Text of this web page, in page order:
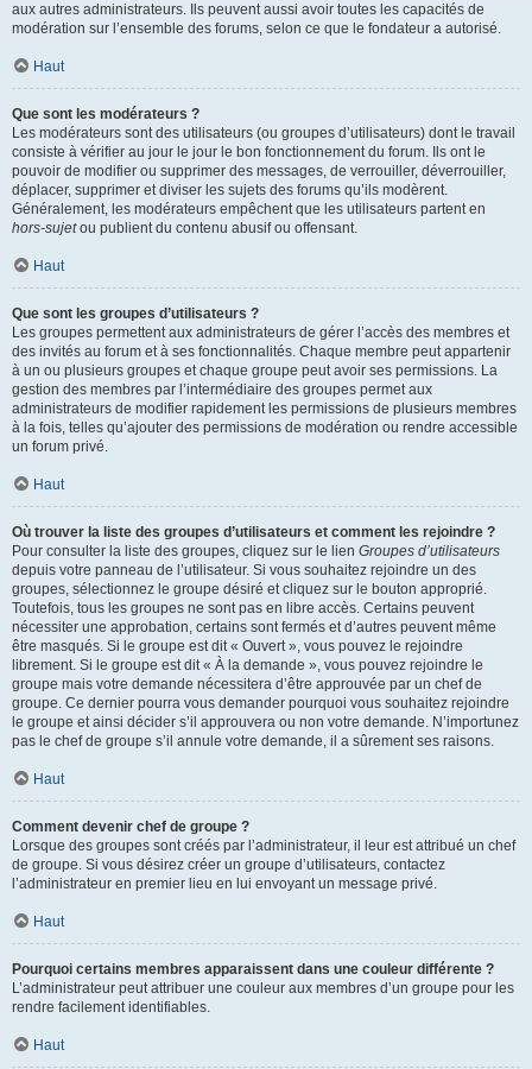
aux autres administrateurs. Ils peuvent aussi avoir toutes les capacités de
modération sur l’ensemble des forums, selon ce que le fondateur a autorisé.
Haut
Que sont les modérateurs ?
Les modérateurs sont des utilisateurs (ou groupes d’utilisateurs) dont le travail
consiste à vérifier au jour le jour le bon fonctionnement du forum. Ils ont le
pouvoir de modifier ou supprimer des messages, de verrouiller, déverrouiller,
déplacer, supprimer et diviser les sujets des forums qu’ils modèrent.
Généralement, les modérateurs empêchent que les utilisateurs partent en
hors-sujetou publient du contenu abusif ou offensant.
Haut
Que sont les groupes d’utilisateurs ?
Les groupes permettent aux administrateurs de gérer l’accès des membres et
des invités au forum et à ses fonctionnalités. Chaque membre peut appartenir
à un ou plusieurs groupes et chaque groupe peut avoir ses permissions. La
gestion des membres par l’intermédiaire des groupes permet aux
administrateurs de modifier rapidement les permissions de plusieurs membres
à la fois, telles qu’ajouter des permissions de modération ou rendre accessible
un forum privé.
Haut
Où trouver la liste des groupes d’utilisateurs et comment les rejoindre ?
Pour consulter la liste des groupes, cliquez sur le lien Groupes d’utilisateurs
depuis votre panneau de l’utilisateur. Si vous souhaitez rejoindre un des
groupes, sélectionnez le groupe désiré et cliquez sur le bouton approprié.
Toutefois, tous les groupes ne sont pas en libre accès. Certains peuvent
nécessiter une approbation, certains sont fermés et d’autres peuvent même
être masqués. Si le groupe est dit « Ouvert », vous pouvez le rejoindre
librement. Si le groupe est dit « À la demande », vous pouvez rejoindre le
groupe mais votre demande nécessitera d’être approuvée par un chef de
groupe. Ce dernier pourra vous demander pourquoi vous souhaitez rejoindre
le groupe et ainsi décider s’il approuvera ou non votre demande. N’importunez
pas le chef de groupe s’il annule votre demande, il a sûrement ses raisons.
Haut
Comment devenir chef de groupe ?
Lorsque des groupes sont créés par l’administrateur, il leur est attribué un chef
de groupe. Si vous désirez créer un groupe d’utilisateurs, contactez
l’administrateur en premier lieu en lui envoyant un message privé.
Haut
Pourquoi certains membres apparaissent dans une couleur différente ?
L’administrateur peut attribuer une couleur aux membres d’un groupe pour les
rendre facilement identifiables.
Haut